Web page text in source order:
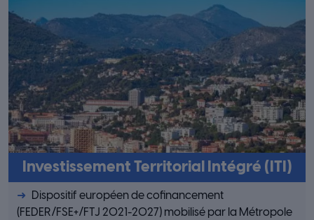
Investissement Territorial Intégré (ITI)
Dispositif européen de cofinancement
(FEDER/FSE+/FTJ 2021-2027) mobilisé par la Métropole